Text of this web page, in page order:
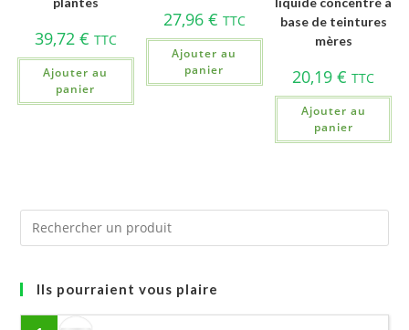
39,72 € TTC
Ajouter au
panier
27,96 € TTC
Ajouter au
panier
base de teintures
mères
20,19€ TTC
Ajouter au
panier
Ils pourraient vous plaire